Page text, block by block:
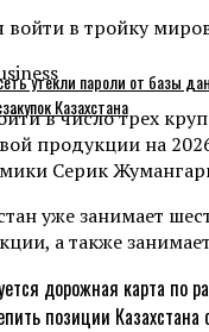
утекли пароли от базы
Казахстана
в число трех
продукции на
Серик
уже занимает
а также
дорожная карта
позиции